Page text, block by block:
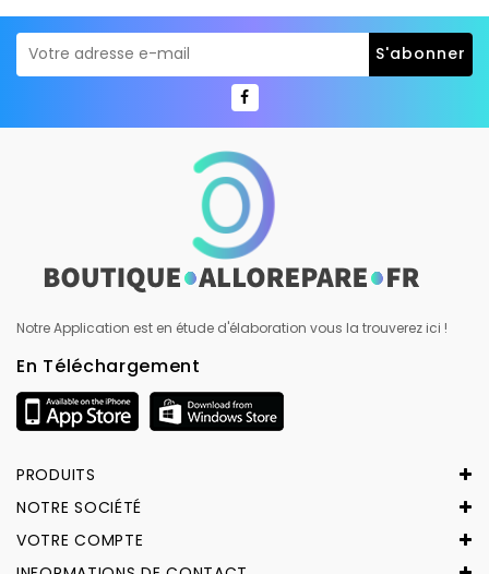
Notre Application est en étude d'élaboration vous la trouverez ici !
En Téléchargement
PRODUITS
NOTRE SOCIÉTÉ
VOTRE COMPTE